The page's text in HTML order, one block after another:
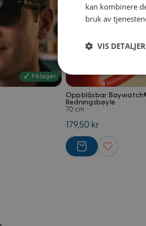
På lager
Oppblåsbar
Redningsbøyle
70 cm
179,50 kr
kan kombinere
bruk av
VIS DETALJER
Strengt
nødvendig